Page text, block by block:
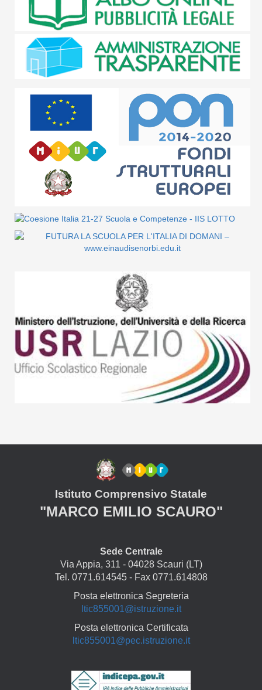
Istituto Comprensivo Statale
"MARCO EMILIO SCAURO"
Sede Centrale
Via Appia, 311 - 04028 Scauri (LT)
Tel. 0771.614545 - Fax 0771.614808
Posta elettronica Segreteria
ltic855001@istruzione.it
Posta elettronica Certificata
ltic855001@pec.istruzione.it